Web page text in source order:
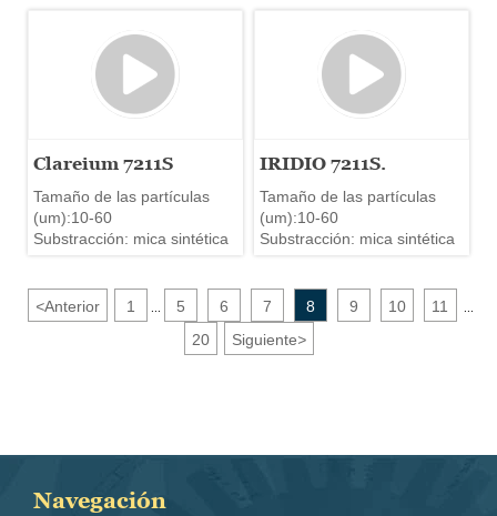
Clareium 7211S
Tamaño de las partículas
(um):10-60
Substracción: mica sintética
IRIDIO 7211S.
Tamaño de las partículas
(um):10-60
Substracción: mica sintética
<Anterior 1 ... 5 6 7 8 9 10 11 ...
20 Siguiente>
Navegación